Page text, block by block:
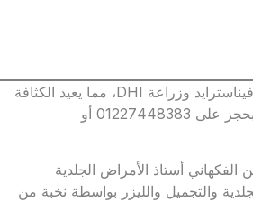
علاج الصلع وتساقط الشعر للرجال أصبح ممكنًا بنسبة 80% بعلاجات مثل فيناسترايد وزراعة DHI، مما يعيد الكثافة
يقدم حلولًا مخصصة لنتائج دائمة. ابدأ الآن بحجز على 01227448383 أو
أستاذ الأمراض الجلدية
والتجميل والليزر بواسطة نخبة من